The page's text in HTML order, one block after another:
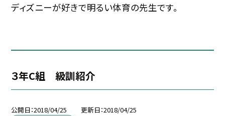
ディズニーが好きで明るい体育の先生です。
３年C組 級訓紹介
公開日 2018/04/25 更新日 2018/04/25